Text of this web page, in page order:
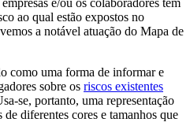
e/ou os colaboradores têm
ao qual estão expostos no
a notável atuação do Mapa de
como uma forma de informar e
sobre os riscos existentes
se, portanto, uma representação
diferentes cores e tamanhos que